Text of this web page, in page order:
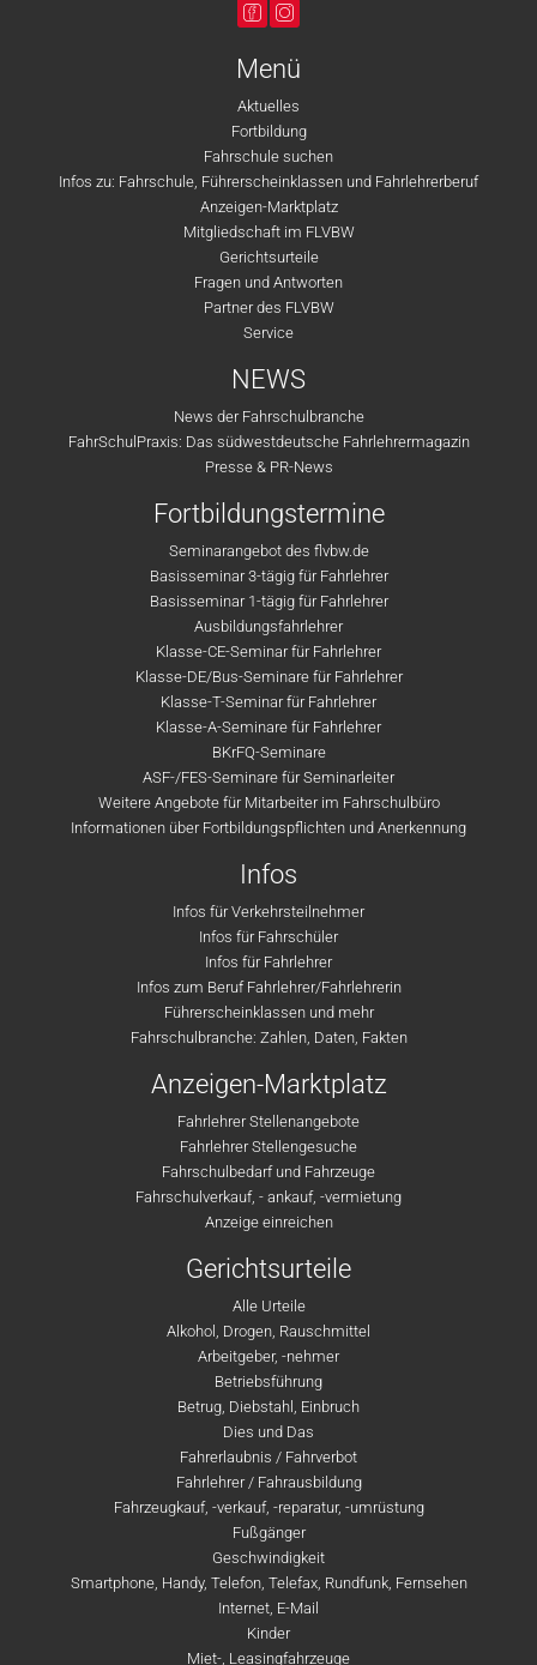
Menü
Aktuelles
Fortbildung
Fahrschule suchen
Infos zu: Fahrschule, Führerscheinklassen und Fahrlehrerberuf
Anzeigen-Marktplatz
Mitgliedschaft im FLVBW
Gerichtsurteile
Fragen und Antworten
Partner des FLVBW
Service
NEWS
News der Fahrschulbranche
FahrSchulPraxis: Das südwestdeutsche Fahrlehrermagazin
Presse & PR-News
Fortbildungstermine
Seminarangebot des flvbw.de
Basisseminar 3-tägig für Fahrlehrer
Basisseminar 1-tägig für Fahrlehrer
Ausbildungsfahrlehrer
Klasse-CE-Seminar für Fahrlehrer
Klasse-DE/Bus-Seminare für Fahrlehrer
Klasse-T-Seminar für Fahrlehrer
Klasse-A-Seminare für Fahrlehrer
BKrFQ-Seminare
ASF-/FES-Seminare für Seminarleiter
Weitere Angebote für Mitarbeiter im Fahrschulbüro
Informationen über Fortbildungspflichten und Anerkennung
Infos
Infos für Verkehrsteilnehmer
Infos für Fahrschüler
Infos für Fahrlehrer
Infos zum Beruf Fahrlehrer/Fahrlehrerin
Führerscheinklassen und mehr
Fahrschulbranche: Zahlen, Daten, Fakten
Anzeigen-Marktplatz
Fahrlehrer Stellenangebote
Fahrlehrer Stellengesuche
Fahrschulbedarf und Fahrzeuge
Fahrschulverkauf, - ankauf, -vermietung
Anzeige einreichen
Gerichtsurteile
Alle Urteile
Alkohol, Drogen, Rauschmittel
Arbeitgeber, -nehmer
Betriebsführung
Betrug, Diebstahl, Einbruch
Dies und Das
Fahrerlaubnis / Fahrverbot
Fahrlehrer / Fahrausbildung
Fahrzeugkauf, -verkauf, -reparatur, -umrüstung
Fußgänger
Geschwindigkeit
Smartphone, Handy, Telefon, Telefax, Rundfunk, Fernsehen
Internet, E-Mail
Kinder
Miet-, Leasingfahrzeuge